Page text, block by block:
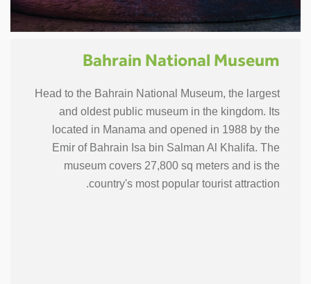
Bahrain National Museum
Head to the Bahrain National Museum, the largest
and oldest public museum in the kingdom. Its
located in Manama and opened in 1988 by the
Emir of Bahrain Isa bin Salman Al Khalifa. The
museum covers 27,800 sq meters and is the
country's most popular tourist attraction.